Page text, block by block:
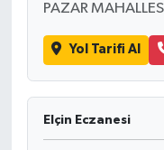
PAZAR
Yol Tarifi Al
Elçin Eczanesi